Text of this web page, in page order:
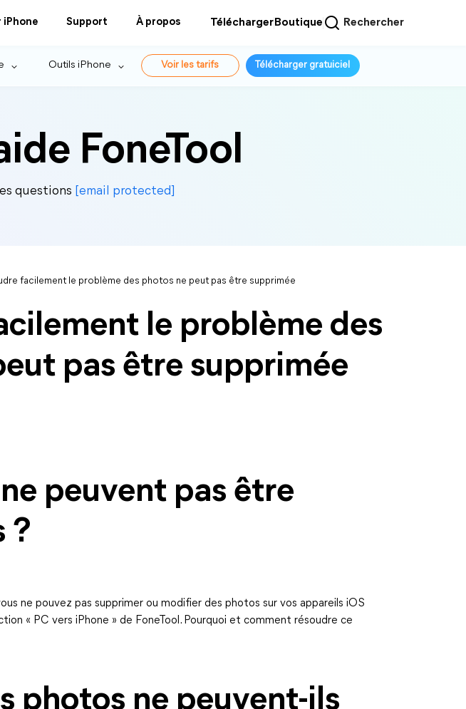
iPhone Support À propos Télécharger Boutique Rechercher
Outils iPhone Voir les tarifs Télécharger gratuiciel
FoneTool
questions [email protected]
facilement le problème des photos ne peut pas être supprimée
le problème des
pas être supprimée
peuvent pas être
?
ne pouvez pas supprimer ou modifier des photos sur vos appareils iOS
« PC vers iPhone » de FoneTool. Pourquoi et comment résoudre ce
photos ne peuvent-ils